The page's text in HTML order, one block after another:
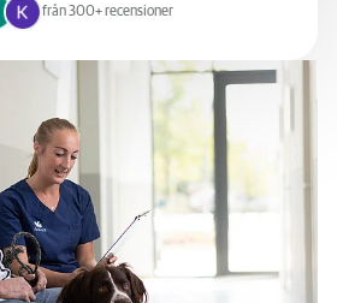
från 300+ recensioner